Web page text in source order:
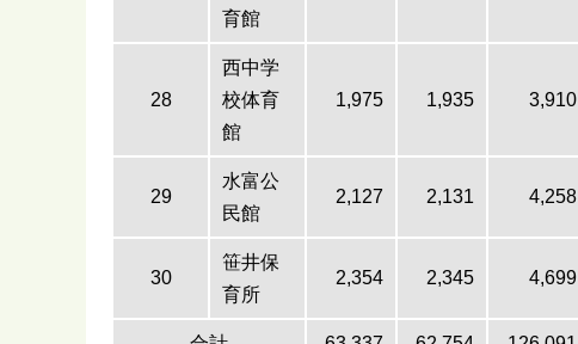
育館
28
西中学
校体育
館
1,975 1,935 3,910
29
水富公
民館
2,127 2,131 4,258
30
笹井保
育所
2,354 2,345 4,699